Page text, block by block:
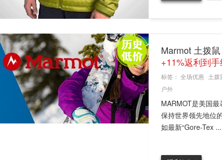
Marmot 土拨
+11%返利到
标签： 全场优惠 土拨
户外
MARMOT是美国
保持世界领先地位
如最新“Gore-Tex ...